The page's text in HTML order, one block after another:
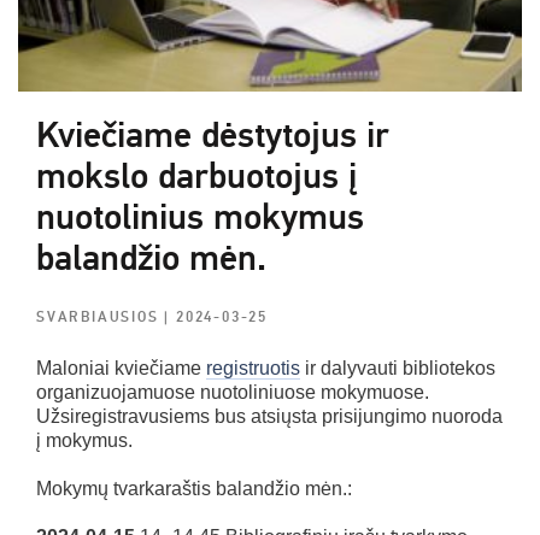
Kviečiame dėstytojus ir
mokslo darbuotojus į
nuotolinius mokymus
balandžio mėn.
SVARBIAUSIOS | 2024-03-25
Maloniai kviečiame registruotis ir dalyvauti bibliotekos
organizuojamuose nuotoliniuose mokymuose.
Užsiregistravusiems bus atsiųsta prisijungimo nuoroda
į mokymus.
Mokymų tvarkaraštis balandžio mėn.: